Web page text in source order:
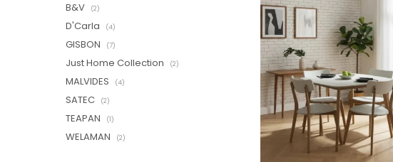
B&V (2)
D'Carla (4)
GISBON (7)
Just Home Collection (2)
MALVIDES (4)
SATEC (2)
TEAPAN (1)
WELAMAN (2)